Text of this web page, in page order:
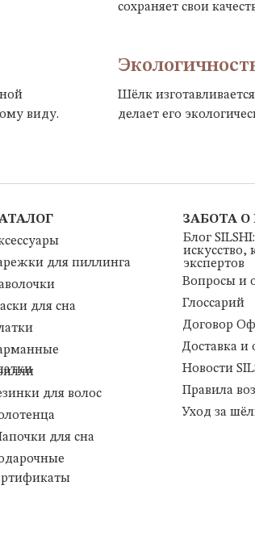
сохраняет свои
виду.
Шёлк
делает его
Уход за
Правила
Новости
Доставка и
Договор
Глоссарий
Вопросы и
Блог
искусство,
экспертов
ЗАБОТА
для волос
для сна
для пиллинга
для сна